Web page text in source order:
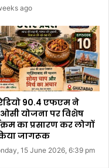
ago
90.4 एफएम ने
योजना पर विशेष
का प्रसारण कर लोगों
जागरूक
15 June 2026, 6:39 pm